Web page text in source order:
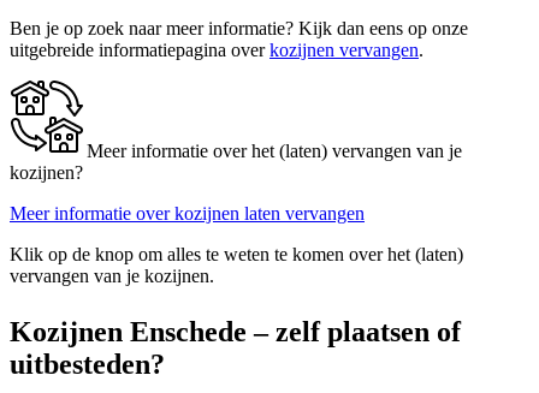
Ben je op zoek naar meer informatie? Kijk dan eens op onze
uitgebreide informatiepagina overkozijnen vervangen.
Meer informatie over het (laten) vervangen van je
kozijnen?
Meer informatie over kozijnen laten vervangen
Klik op de knop om alles te weten te komen over het (laten)
vervangen van je kozijnen.
Kozijnen Enschede – zelf plaatsen of
uitbesteden?